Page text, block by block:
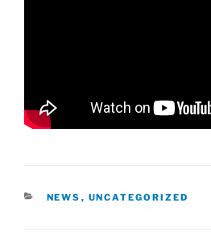
CATÉGORIES
NEWS , UNCATEGORIZED